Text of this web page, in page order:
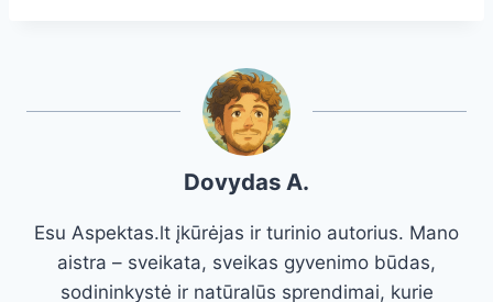
Dovydas A.
Esu Aspektas.lt įkūrėjas ir turinio autorius. Mano
aistra – sveikata, sveikas gyvenimo būdas,
sodininkystė ir natūralūs sprendimai, kurie